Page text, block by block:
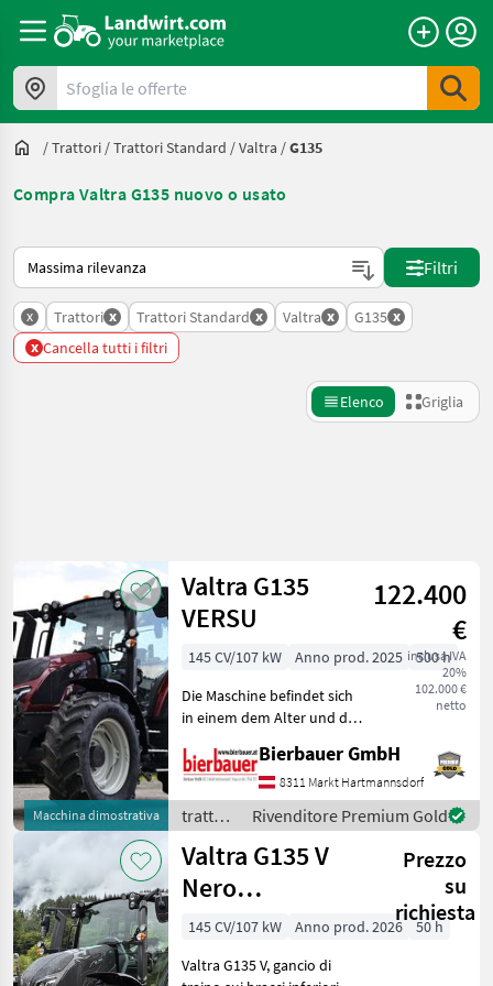
Sfoglia le offerte
/Trattori /Trattori Standard /Valtra /G135
Compra Valtra G135 nuovo o usato
Ecco come viene ordinato su Landwirt.com
Filtri
x Trattori x Trattori Standard x Valtra x G135 x
x Cancella tutti i filtri
Elenco Griglia
Categoria 5 Paese
PERCORSO
ATTUALE
Settore
agricolo
Trattori
Trattori
G135
SCEGLI
CATEGORIA
Reimposta
Mostra
8
risultati
Macchina dimostrativa
Valtra G135
VERSU
122.400
€
inclusa IVA
20%
102.000 €
netto
145 CV/107 kW Anno prod. 2025
500 h
Die Maschine befindet sich
in einem dem Alter und der
Zustand und kann nach
telefonischer Vereinbarung
gerne vor Ort besichtigt
und geprüft we
Bierbauer GmbH
8311 Markt Hartmannsdorf
trattori
/ Valtra
Rivenditore Premium Gold
Valtra G135 V
Nero
metallizzato
Prezzo
su
richiesta
145 CV/107 kW Anno prod. 2026
50 h
Valtra G135 V, gancio di